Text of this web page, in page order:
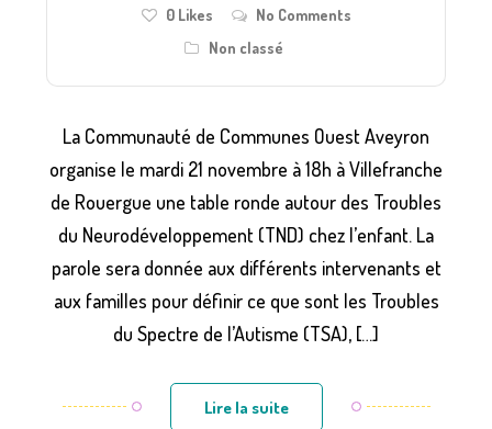
0Likes
No Comments
Non classé
La Communauté de Communes Ouest Aveyron
organise le mardi 21 novembre à 18h à Villefranche
de Rouergue une table ronde autour des Troubles
du Neurodéveloppement (TND) chez l’enfant. La
parole sera donnée aux différents intervenants et
aux familles pour définir ce que sont les Troubles
du Spectre de l’Autisme (TSA), […]
Lire la suite